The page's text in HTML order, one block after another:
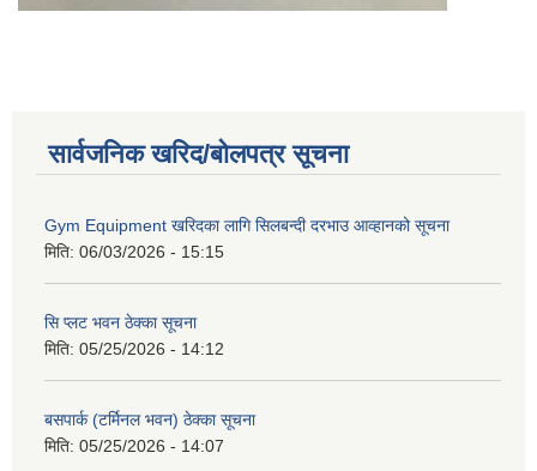
सार्वजनिक खरिद/बोलपत्र सूचना
Gym Equipment खरिदका लागि सिलबन्दी दरभाउ आव्हानको सूचना
मिति: 06/03/2026 - 15:15
सि प्लट भवन ठेक्का सूचना
मिति: 05/25/2026 - 14:12
बसपार्क (टर्मिनल भवन) ठेक्का सूचना
मिति: 05/25/2026 - 14:07